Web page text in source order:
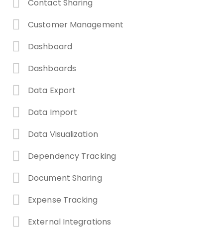
Contact Sharing
Customer Management
Dashboard
Dashboards
Data Export
Data Import
Data Visualization
Dependency Tracking
Document Sharing
Expense Tracking
External Integrations